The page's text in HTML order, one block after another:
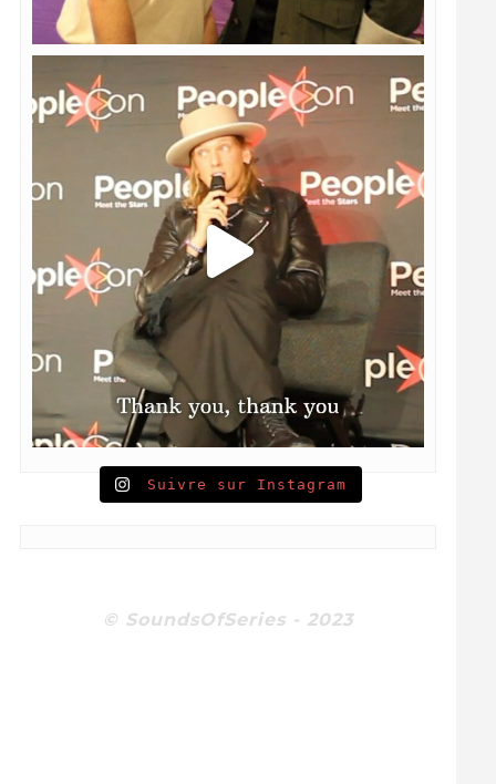
Suivre sur Instagram
© SoundsOfSeries - 2023